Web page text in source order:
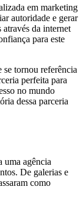
em marketing
autoridade e gerar
da internet
para este
se tornou referência
perfeita para
no mundo
dessa parceria
uma agência
De galerias e
como